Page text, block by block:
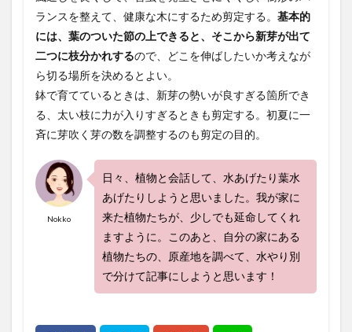
ランスを整えて、健康な木にするため剪定する。 基本的
には、葉のついた節の上できると、そこから新芽が出て
二つに枝分かれするので、どこを伸ばしたいか考えなが
ら切る場所を決めるとよい。
鉢で育てているときは、新芽の勢いが良すぎる箇所でき
る、太い枝に力が入りすぎるときも剪定する。初夏に一
斉に芽吹く芽の数を調整するのも剪定の目的。
Nokko
日々、植物と会話して、水あげたり葉水
あげたりしようと思いました。我が家に
来た植物たちが、少しでも延命してくれ
ますように。このあと、自分の家にある
植物たちの、原産地を調べて、水やり別
で分けて記事にしようと思います！